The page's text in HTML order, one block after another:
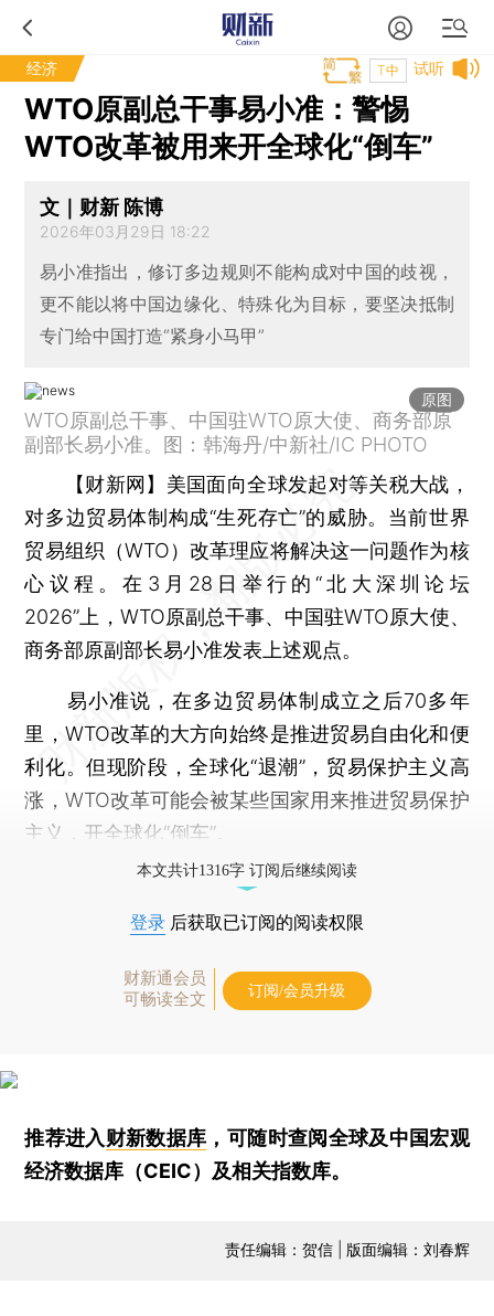
经济 试听
T中
WTO原副总干事易小准：警惕
WTO改革被用来开全球化“倒车”
文｜财新 陈博
2026年03月29日 18:22
易小准指出，修订多边规则不能构成对中国的歧视，
更不能以将中国边缘化、特殊化为目标，要坚决抵制
专门给中国打造“紧身小马甲”
原图
WTO原副总干事、中国驻WTO原大使、商务部原
副部长易小准。图：韩海丹/中新社/IC PHOTO
【财新网】 美国面向全球发起对等关税大战，
对多边贸易体制构成“生死存亡”的威胁。当前世界
贸易组织（WTO）改革理应将解决这一问题作为核
心议程。在3月28日举行的“北大深圳论坛
2026”上，WTO原副总干事、中国驻WTO原大使、
商务部原副部长易小准发表上述观点。
易小准说，在多边贸易体制成立之后70多年
里，WTO改革的大方向始终是推进贸易自由化和便
利化。但现阶段，全球化“退潮”，贸易保护主义高
涨，WTO改革可能会被某些国家用来推进贸易保护
主义，开全球化“倒车”。
本文共计1316字 订阅后继续阅读
登录 后获取已订阅的阅读权限
财新通会员
可畅读全文
订阅/会员升级
推荐进入财新数据库 ，可随时查阅全球及中国宏观
经济数据库（CEIC）及相关指数库。
责任编辑：贺信 | 版面编辑：刘春辉